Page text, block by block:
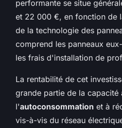
performante se situe
et 22 000 €, en fonction de
de la technologie des
comprend les panneaux
les frais d'installation de
La rentabilité de cet
grande partie de la capacité
l'autoconsommation et à
vis-à-vis du réseau